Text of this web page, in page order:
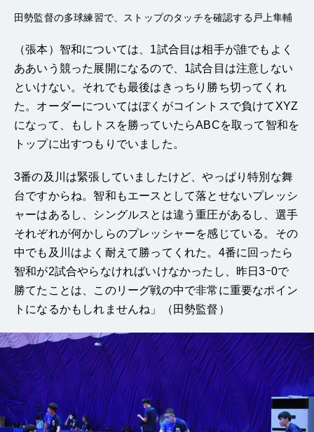
田勢監督の多球練習で、ストップのタッチを確認する戸上隼輔
（張本）智和については、1試合目は相手が誰でもよく
ああいう競った展開になるので、1試合目は注意しない
といけない。それでも最後はきっちり勝ち切ってくれ
た。オーダーについてはぼくがコイントスで負けてXYZ
になって、もしトスを勝っていたらABCを取って智和を
トップに出すつもりでいました。
3番の及川は緊張していましたけど、やっぱり特別な舞
台ですからね。智和もエースとして落とせないプレッシ
ャーはあるし、シングルスとは違う重圧があるし、選手
それぞれが何かしらのプレッシャーを感じている。その
中でも及川はよく耐えて勝ってくれた。4番に回ったら
智和が2試合やらなければいけなかったし、昨日3ｰ0で
勝てたことは、このリーグ戦の中で非常に重要なポイン
トになるかもしれませんね」（田勢監督）